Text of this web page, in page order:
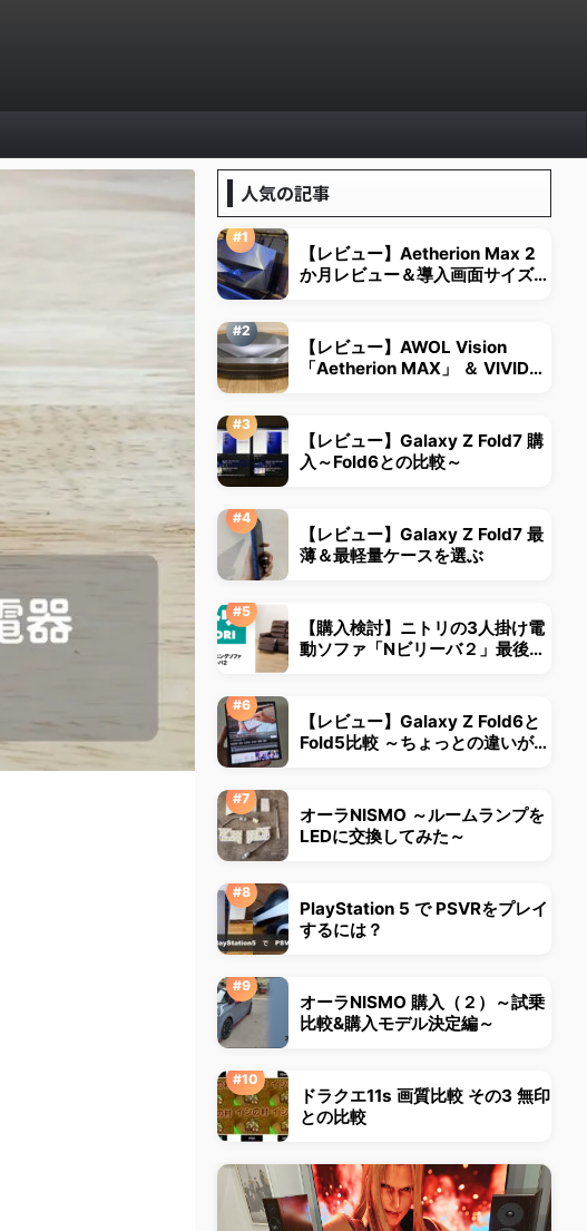
人気の記事
【レビュー】Aetherion Max 2
か月レビュー＆導入画面サイズは
【レビュー】AWOL Vision
「Aetherion MAX」 ＆ VIVID
【レビュー】Galaxy Z Fold7 購
入～Fold6との比較～
【レビュー】Galaxy Z Fold7 最
薄＆最軽量ケースを選ぶ
【購入検討】ニトリの3人掛け電
動ソファ「Nビリーバ２」最後ま
【レビュー】Galaxy Z Fold6と
Fold5比較 ～ちょっとの違いが大
オーラNISMO ～ルームランプを
LEDに交換してみた～
PlayStation 5 で PSVRをプレイ
するには？
オーラNISMO 購入（２）～試乗
比較&購入モデル決定編～
ドラクエ11s 画質比較 その3 無印
との比較